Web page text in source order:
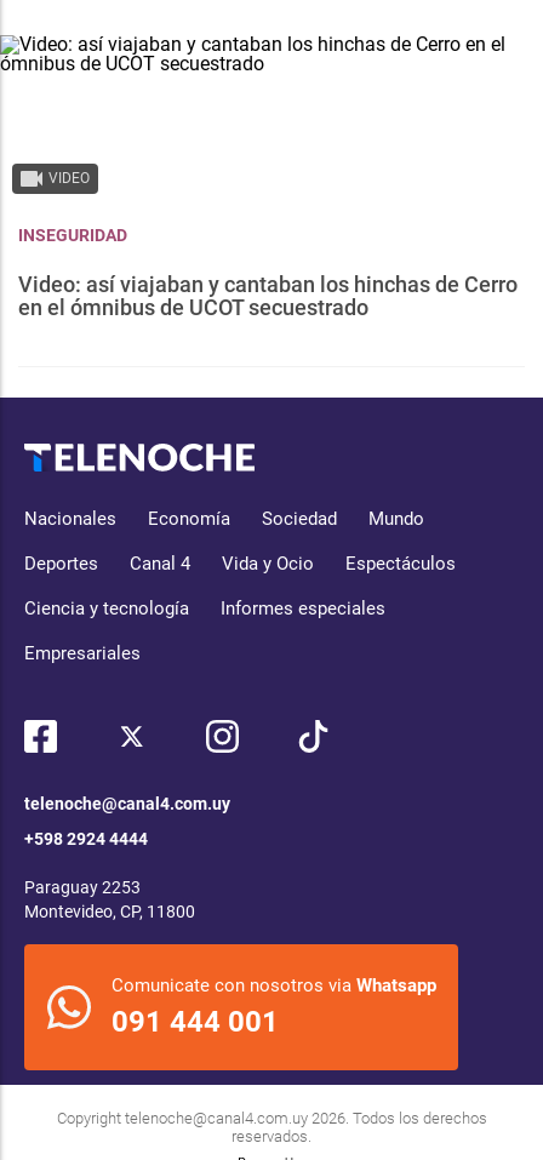
VIDEO
INSEGURIDAD
Video: así viajaban y cantaban los hinchas de Cerro
en el ómnibus de UCOT secuestrado
Nacionales Economía Sociedad Mundo
Deportes Canal 4 Vida y Ocio Espectáculos
Ciencia y tecnología Informes especiales
Empresariales
telenoche@canal4.com.uy
+598 2924 4444
Paraguay 2253
Montevideo, CP, 11800
Comunicate con nosotros via Whatsapp
091 444 001
Copyright telenoche@canal4.com.uy2026. Todos los derechos
reservados.